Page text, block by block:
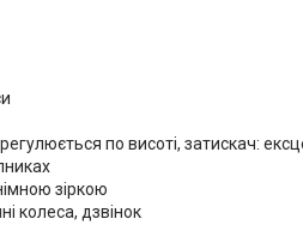
по висоті, затискач:
зіркою
колеса, дзвінок